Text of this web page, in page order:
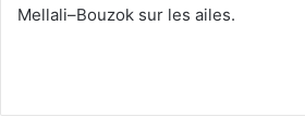
Mellali–Bouzok sur les ailes.